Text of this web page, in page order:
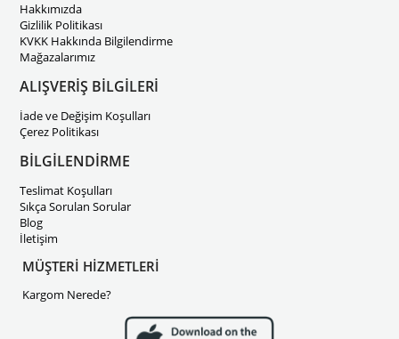
Hakkımızda
Gizlilik Politikası
KVKK Hakkında Bilgilendirme
Mağazalarımız
ALIŞVERİŞ BİLGİLERİ
İade ve Değişim Koşulları
Çerez Politikası
BİLGİLENDİRME
Teslimat Koşulları
Sıkça Sorulan Sorular
Blog
İletişim
MÜŞTERİ HİZMETLERİ
Kargom Nerede?